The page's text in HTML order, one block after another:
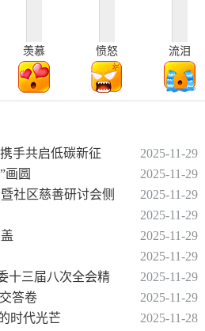
羡慕 愤怒 流泪
手共启低碳新征
2025-11-29
画圆
2025-11-29
社区慈善研讨会侧
2025-11-29
2025-11-29
2025-11-29
2025-11-29
十三届八次全会精
2025-11-29
答卷
2025-11-29
时代光芒
2025-11-28